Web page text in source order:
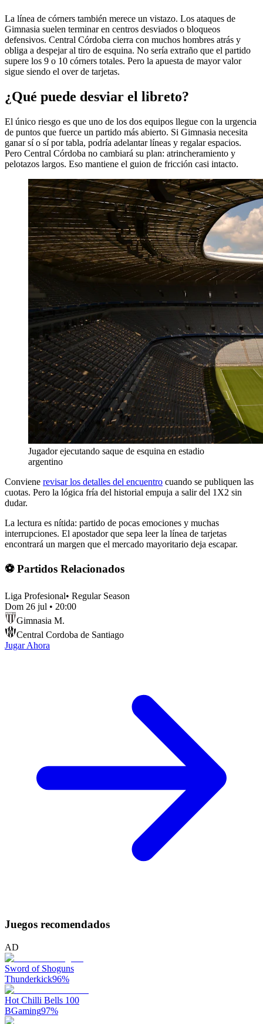
La línea de córners también merece un vistazo. Los ataques de
Gimnasia suelen terminar en centros desviados o bloqueos
defensivos. Central Córdoba cierra con muchos hombres atrás y
obliga a despejar al tiro de esquina. No sería extraño que el partido
supere los 9 o 10 córners totales. Pero la apuesta de mayor valor
sigue siendo el over de tarjetas.
¿Qué puede desviar el libreto?
El único riesgo es que uno de los dos equipos llegue con la urgencia
de puntos que fuerce un partido más abierto. Si Gimnasia necesita
ganar sí o sí por tabla, podría adelantar líneas y regalar espacios.
Pero Central Córdoba no cambiará su plan: atrincheramiento y
pelotazos largos. Eso mantiene el guion de fricción casi intacto.
Jugador ejecutando saque de esquina en estadio
argentino
Conviene revisar los detalles del encuentro cuando se publiquen las
cuotas. Pero la lógica fría del historial empuja a salir del 1X2 sin
dudar.
La lectura es nítida: partido de pocas emociones y muchas
interrupciones. El apostador que sepa leer la línea de tarjetas
encontrará un margen que el mercado mayoritario deja escapar.
⚽ Partidos Relacionados
Liga Profesional• Regular Season
Dom 26 jul • 20:00
Gimnasia M.
Central Cordoba de Santiago
Jugar Ahora
Juegos recomendados
AD
Sword of Shoguns
Thunderkick96%
Hot Chilli Bells 100
BGaming97%